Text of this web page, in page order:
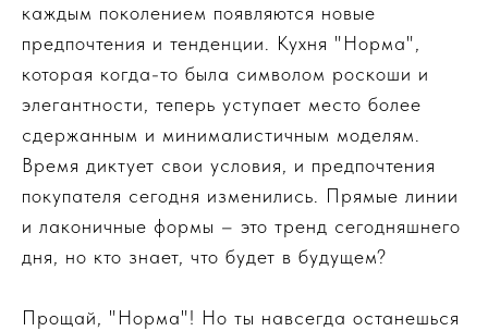
каждым поколением появляются новые
предпочтения и тенденции. Кухня "Норма",
которая когда-то была символом роскоши и
элегантности, теперь уступает место более
сдержанным и минималистичным моделям.
Время диктует свои условия, и предпочтения
покупателя сегодня изменились. Прямые линии
и лаконичные формы – это тренд сегодняшнего
дня, но кто знает, что будет в будущем?
Прощай, "Норма"! Но ты навсегда останешься